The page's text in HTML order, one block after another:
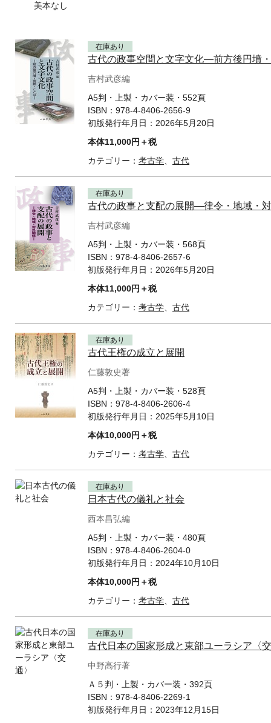
美本なし
在庫あり
古代の政事空間と文字文化—前方後円墳
吉村武彦編
A5判・上製・カバー装・552頁
ISBN： 978-4-8406-2656-9
初版発行年月日： 2026年5月20日
本体11,000円＋税
カテゴリー： 考古学、 古代
在庫あり
古代の政事と支配の展開—律令・地域・
吉村武彦編
A5判・上製・カバー装・568頁
ISBN： 978-4-8406-2657-6
初版発行年月日： 2026年5月20日
本体11,000円＋税
カテゴリー： 考古学、 古代
在庫あり
古代王権の成立と展開
仁藤敦史著
A5判・上製・カバー装・528頁
ISBN： 978-4-8406-2606-4
初版発行年月日： 2025年5月10日
本体10,000円＋税
カテゴリー： 考古学、 古代
在庫あり
日本古代の儀礼と社会
西本昌弘編
A5判・上製・カバー装・480頁
ISBN： 978-4-8406-2604-0
初版発行年月日： 2024年10月10日
本体10,000円＋税
カテゴリー： 考古学、 古代
在庫あり
古代日本の国家形成と東部ユーラシア〈
中野高行著
Ａ５判・上製・カバー装・392頁
ISBN： 978-4-8406-2269-1
初版発行年月日： 2023年12月15日